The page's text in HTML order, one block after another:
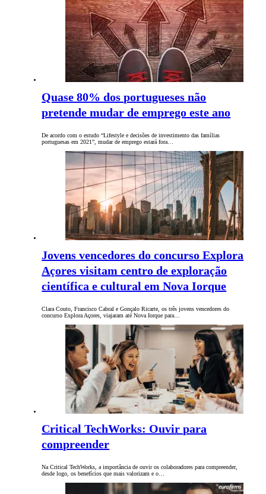
Quase 80% dos portugueses não
pretende mudar de emprego este ano
De acordo com o estudo “Lifestyle e decisões de investimento das famílias
portuguesas em 2021”, mudar de emprego estará fora…
Jovens vencedores do concurso Explora
Açores visitam centro de exploração
científica e cultural em Nova Iorque
Clara Couto, Francisco Cabral e Gonçalo Ricarte, os três jovens vencedores do
concurso Explora Açores, viajaram até Nova Iorque para…
Critical TechWorks: Ouvir para
compreender
Na Critical TechWorks, a importância de ouvir os colaboradores para compreender,
desde logo, os benefícios que mais valorizam e o…